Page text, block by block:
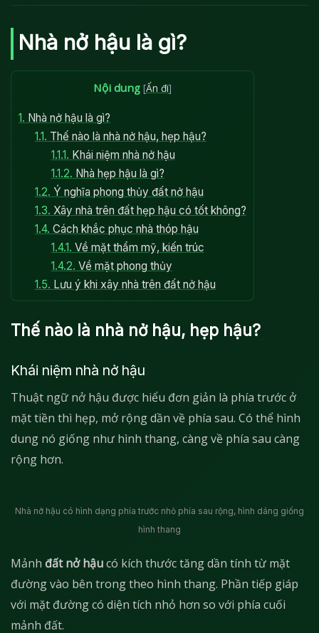
Nhà nở hậu là gì?
Nội dung [Ẩn đi]
1. Nhà nở hậu là gì?
1.1. Thế nào là nhà nở hậu, hẹp hậu?
1.1.1. Khái niệm nhà nở hậu
1.1.2. Nhà hẹp hậu là gì?
1.2. Ý nghĩa phong thủy đất nở hậu
1.3. Xây nhà trên đất hẹp hậu có tốt không?
1.4. Cách khắc phục nhà thóp hậu
1.4.1. Về mặt thẩm mỹ, kiến trúc
1.4.2. Về mặt phong thủy
1.5. Lưu ý khi xây nhà trên đất nở hậu
Thế nào là nhà nở hậu, hẹp hậu?
Khái niệm nhà nở hậu
Thuật ngữ nở hậu được hiểu đơn giản là phía trước ở
mặt tiền thì hẹp, mở rộng dần về phía sau. Có thể hình
dung nó giống như hình thang, càng về phía sau càng
rộng hơn.
Nhà nở hậu có hình dạng phía trước nhỏ phía sau rộng, hình dáng giống
hình thang
Mảnh đất nở hậucó kích thước tăng dần tính từ mặt
đường vào bên trong theo hình thang. Phần tiếp giáp
với mặt đường có diện tích nhỏ hơn so với phía cuối
mảnh đất.